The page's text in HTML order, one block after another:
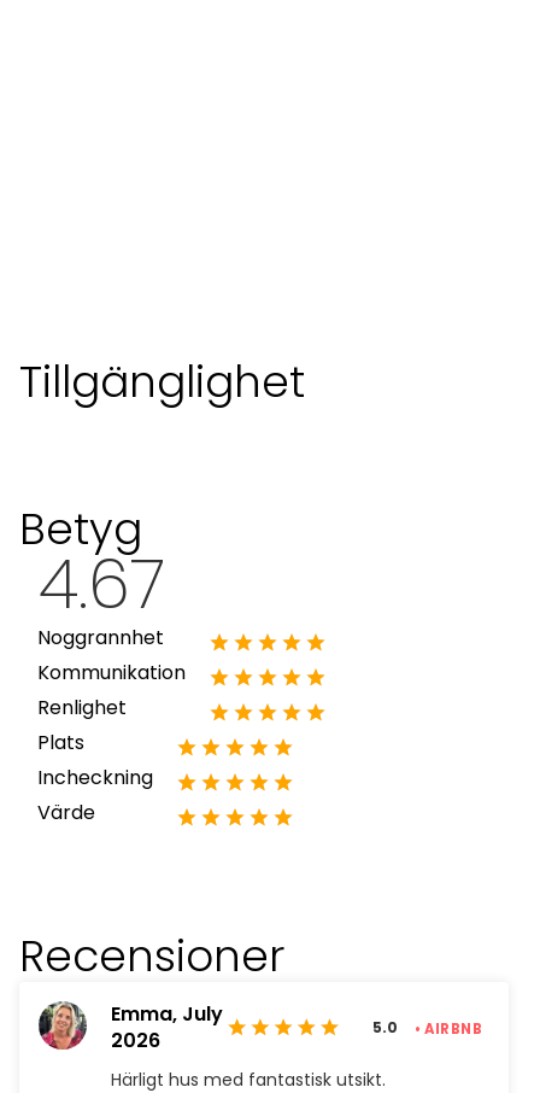
Tillgänglighet
Betyg
4.67
Noggrannhet
Kommunikation
Renlighet
Plats
Incheckning
Värde
Recensioner
Emma, July
2026
5.0 • AIRBNB
Härligt hus med fantastisk utsikt.